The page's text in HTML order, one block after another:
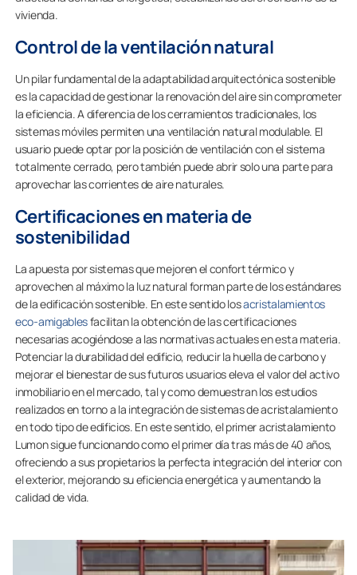
vivienda.
Control de la ventilación natural
Un pilar fundamental de la adaptabilidad arquitectónica sostenible
es la capacidad de gestionar la renovación del aire sin comprometer
la eficiencia. A diferencia de los cerramientos tradicionales, los
sistemas móviles permiten una ventilación natural modulable. El
usuario puede optar por la posición de ventilación con el sistema
totalmente cerrado, pero también puede abrir solo una parte para
aprovechar las corrientes de aire naturales.
Certificaciones en materia de
sostenibilidad
La apuesta por sistemas que mejoren el confort térmico y
aprovechen al máximo la luz natural forman parte de los estándares
de la edificación sostenible. En este sentido losacristalamientos
eco-amigablesfacilitan la obtención de las certificaciones
necesarias acogiéndose a las normativas actuales en esta materia.
Potenciar la durabilidad del edificio, reducir la huella de carbono y
mejorar el bienestar de sus futuros usuarios eleva el valor del activo
inmobiliario en el mercado, tal y como demuestran los estudios
realizados en torno a la integración de sistemas de acristalamiento
en todo tipo de edificios. En este sentido, el primer acristalamiento
Lumon sigue funcionando como el primer día tras más de 40 años,
ofreciendo a sus propietarios la perfecta integración del interior con
el exterior, mejorando su eficiencia energética y aumentando la
calidad de vida.